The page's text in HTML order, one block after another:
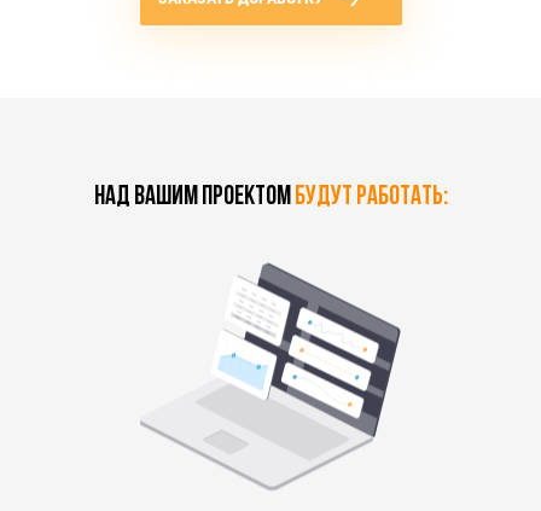
Над Вашим проектомбудут работать: